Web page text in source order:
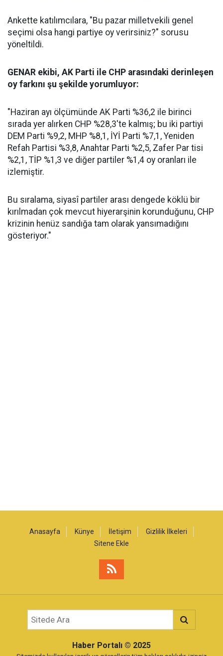
Ankette katılımcılara, "Bu pazar milletvekili genel
seçimi olsa hangi partiye oy verirsiniz?" sorusu
yöneltildi.
GENAR ekibi, AK Parti ile CHP arasındaki derinleşen
oy farkını şu şekilde yorumluyor:
"Haziran ayı ölçümünde AK Parti %36,2 ile birinci
sırada yer alırken CHP %28,3'te kalmış; bu iki partiyi
DEM Parti %9,2, MHP %8,1, İYİ Parti %7,1, Yeniden
Refah Partisi %3,8, Anahtar Parti %2,5, Zafer Par tisi
%2,1, TİP %1,3 ve diğer partiler %1,4 oy oranları ile
izlemiştir.
Bu sıralama, siyasî partiler arası dengede köklü bir
kırılmadan çok mevcut hiyerarşinin korunduğunu, CHP
krizinin henüz sandığa tam olarak yansımadığını
gösteriyor."
Anasayfa Künye İletişim
Gizlilik İlkeleri
Sitene Ekle
Haber Portalı © 2025